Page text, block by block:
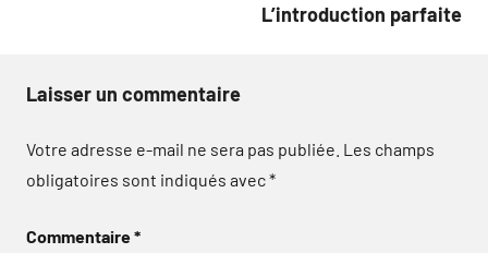
L’introduction parfaite
Laisser un commentaire
Votre adresse e-mail ne sera pas publiée. Les champs
obligatoires sont indiqués avec*
Commentaire*